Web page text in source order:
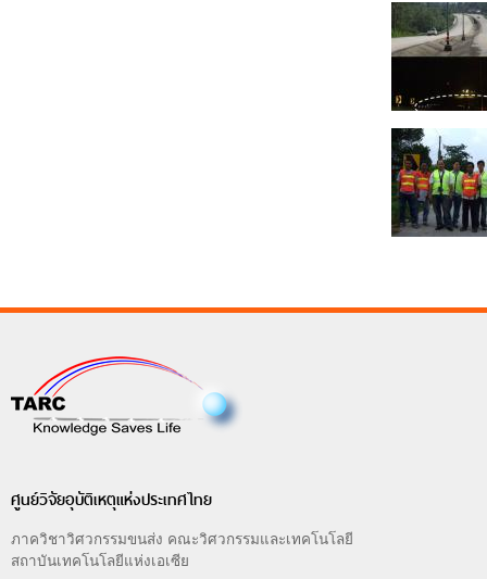
ศูนย์วิจัยอุบัติเหตุแห่งประเทศไทย
ภาควิชาวิศวกรรมขนส่ง คณะวิศวกรรมและเทคโนโลยี
สถาบันเทคโนโลยีแห่งเอเซีย